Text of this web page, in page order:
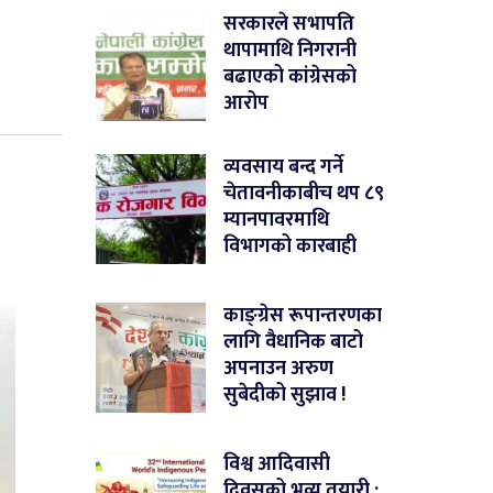
सरकारले सभापति
थापामाथि निगरानी
बढाएको कांग्रेसको
आरोप
व्यवसाय बन्द गर्ने
चेतावनीकाबीच थप ८९
म्यानपावरमाथि
विभागको कारबाही
काङ्ग्रेस रूपान्तरणका
लागि वैधानिक बाटो
अपनाउन अरुण
सुबेदीको सुझाव !
विश्व आदिवासी